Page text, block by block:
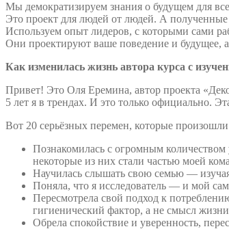
Мы демократизируем знания о будущем для
Это проект для людей от людей. А
Используем опыт лидеров, с которыми сами
Они проектируют ваше поведение и будущее,
Как изменилась жизнь автора курса с
Привет! Это Оля Еремина, автор проекта
5 лет я в трендах. И это только официально.
Вот 20 серьёзных перемен, которые
Познакомилась с огромным
некоторые из них стали частью моей
Научилась слышать свою семью —
Поняла, что я исследователь — и мой
Пересмотрела свой подход к
гигиенический фактор, а не смысл жизни
Обрела спокойствие и уверенность,